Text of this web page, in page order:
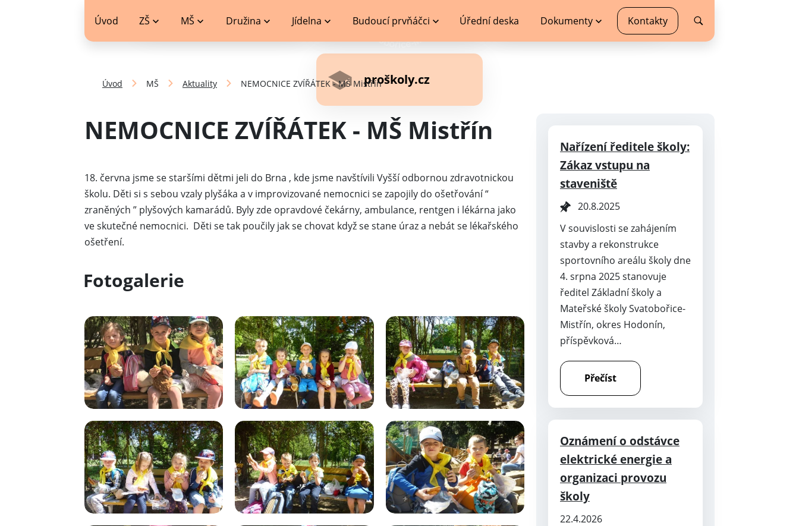
Úvod ZŠ MŠ Družina Jídelna Budoucí prvňáčci Úřední deska Dokumenty Kontakty
proškoly.cz
Úvod MŠ Aktuality NEMOCNICE ZVÍŘÁTEK - MŠ Mistřín
NEMOCNICE ZVÍŘÁTEK - MŠ Mistřín
18. června jsme se staršími dětmi jeli do Brna , kde jsme navštívili Vyšší odbornou zdravotnickou
školu. Děti si s sebou vzaly plyšáka a v improvizované nemocnici se zapojily do ošetřování “
zraněných ” plyšových kamarádů. Byly zde opravdové čekárny, ambulance, rentgen i lékárna jako
ve skutečné nemocnici. Děti se tak poučily jak se chovat když se stane úraz a nebát se lékařského
ošetření.
Fotogalerie
Nařízení ředitele školy:
Zákaz vstupu na
staveniště
20.8.2025
V souvislosti se zahájením
stavby a rekonstrukce
sportovního areálu školy dne
4. srpna 2025 stanovuje
ředitel Základní školy a
Mateřské školy Svatobořice-
Mistřín, okres Hodonín,
příspěvková…
Přečíst
Oznámení o odstávce
elektrické energie a
organizaci provozu
školy
22.4.2026